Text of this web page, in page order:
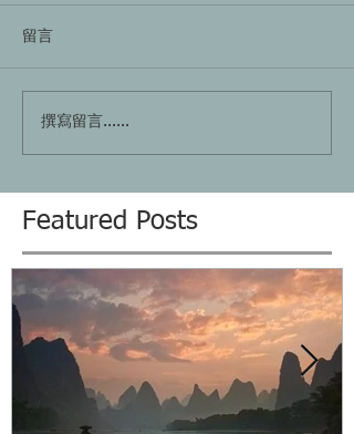
留言
撰寫留言......
Featured Posts